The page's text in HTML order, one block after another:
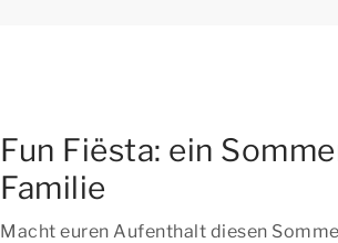
Fun Fiësta: ein
Familie
Macht euren Aufenthalt diesen